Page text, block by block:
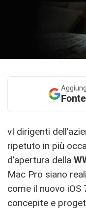
vI dirigenti
ripetuto in più
d’apertura della
Mac Pro siano
come il nuovo iOS
concepite e